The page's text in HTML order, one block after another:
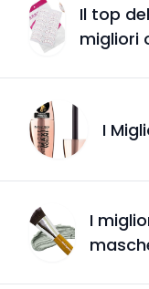
Il top
migliori
I
I